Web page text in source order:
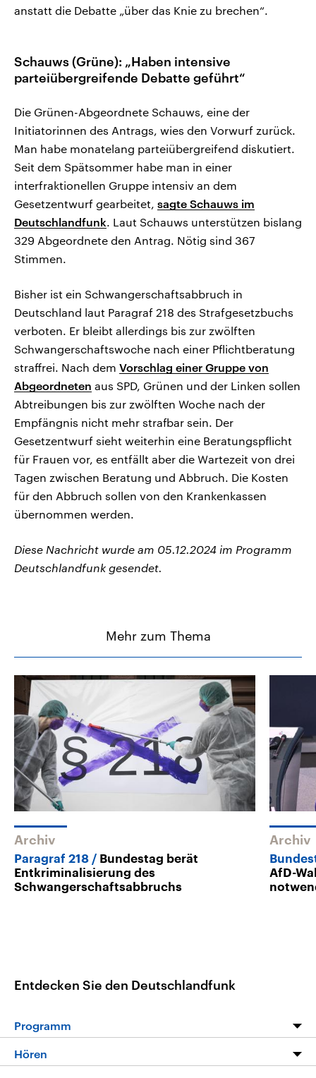
anstatt die Debatte „über das Knie zu brechen“.
Schauws (Grüne): „Haben intensive
parteiübergreifende Debatte geführt“
Die Grünen-Abgeordnete Schauws, eine der
Initiatorinnen des Antrags, wies den Vorwurf zurück.
Man habe monatelang parteiübergreifend diskutiert.
Seit dem Spätsommer habe man in einer
interfraktionellen Gruppe intensiv an dem
Gesetzentwurf gearbeitet, sagte Schauws im
Deutschlandfunk. Laut Schauws unterstützen bislang
329 Abgeordnete den Antrag. Nötig sind 367
Stimmen.
Bisher ist ein Schwangerschaftsabbruch in
Deutschland laut Paragraf 218 des Strafgesetzbuchs
verboten. Er bleibt allerdings bis zur zwölften
Schwangerschaftswoche nach einer Pflichtberatung
straffrei. Nach dem Vorschlag einer Gruppe von
Abgeordneten aus SPD, Grünen und der Linken sollen
Abtreibungen bis zur zwölften Woche nach der
Empfängnis nicht mehr strafbar sein. Der
Gesetzentwurf sieht weiterhin eine Beratungspflicht
für Frauen vor, es entfällt aber die Wartezeit von drei
Tagen zwischen Beratung und Abbruch. Die Kosten
für den Abbruch sollen von den Krankenkassen
übernommen werden.
Diese Nachricht wurde am 05.12.2024 im Programm
Deutschlandfunk gesendet.
Mehr zum Thema
Archiv
Paragraf 218
Bundestag berät
Entkriminalisierung des
Schwangerschaftsabbruchs
Archiv
AfD-
Entdecken Sie den Deutschlandfunk
Programm
Programm
Hören